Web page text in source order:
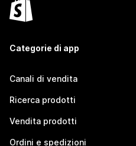
Categorie di app
Canali di vendita
Ricerca prodotti
Vendita prodotti
Ordini e spedizioni